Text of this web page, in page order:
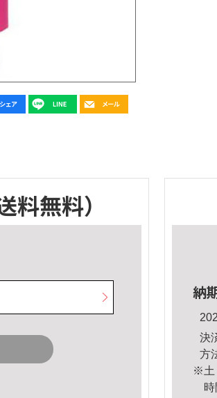
料無料）
納
決
方
※土